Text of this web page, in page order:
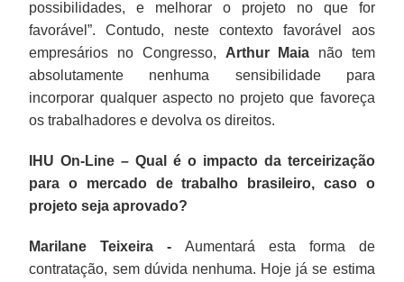
possibilidades, e melhorar o projeto no que for
favorável”. Contudo, neste contexto favorável aos
empresários no Congresso, Arthur Maia não tem
absolutamente nenhuma sensibilidade para
incorporar qualquer aspecto no projeto que favoreça
os trabalhadores e devolva os direitos.
IHU On-Line – Qual é o impacto da terceirização
para o mercado de trabalho brasileiro, caso o
projeto seja aprovado?
Marilane Teixeira - Aumentará esta forma de
contratação, sem dúvida nenhuma. Hoje já se estima